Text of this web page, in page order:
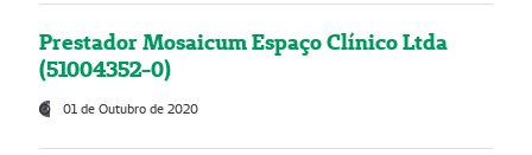
Prestador Mosaicum Espaço Clínico Ltda
(51004352-0)
01 de Outubro de 2020